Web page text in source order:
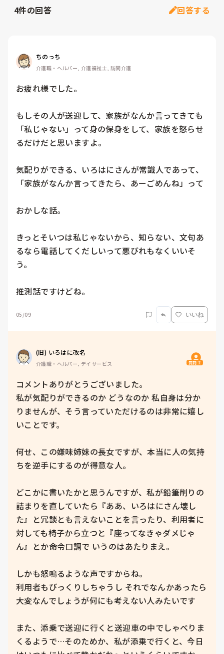
4件の回答 回答する
ちのっち
介護職・ヘルパー, 介護福祉士, 訪問介護
お疲れ様でした。
もしその人が送迎して、家族がなんか言ってきても
「私じゃない」って身の保身をして、家族を怒らせ
るだけだと思いますよ。
気配りができる、いろはにさんが常識人であって、
「家族がなんか言ってきたら、あーごめんね」って
おかしな話。
きっとそいつは私じゃないから、知らない、文句あ
るなら電話してくだしいって悪びれもなくいいそ
う。
推測話ですけどね。
05/09 いいね
(旧) いろはに改名
介護職・ヘルパー, デイサービス 質問主
コメントありがとうございました。
私が気配りができるのか どうなのか 私自身は分か
りませんが、そう言っていただけるのは非常に嬉し
いことです。
何せ、この嫌味姉妹の長女ですが、本当に人の気持
ちを逆手にするのが得意な人。
どこかに書いたかと思うんですが、私が鉛筆削りの
詰まりを直していたら『ああ、いろはにさん壊し
た』と冗談とも言えないことを言ったり、利用者に
対しても椅子から立つと『座ってなきゃダメじゃ
ん』とか命令口調で いうのはあたりまえ。
しかも怒鳴るような声ですからね。
利用者もびっくりしちゃうし それでなんかあったら
大変なんでしょうが何にも考えない人みたいです
また、添乗で送迎に行くと送迎車の中でしゃべりま
くるようで…そのためか、私が添乗で行くと、今日